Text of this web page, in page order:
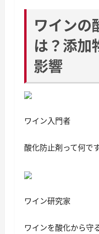
ワインの
は？添加
影響
ワイン入門者
酸化防止剤って何で
ワイン研究家
ワインを酸化から守